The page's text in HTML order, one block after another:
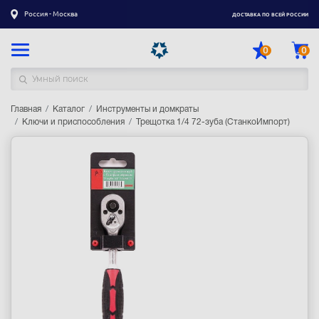
Россия - Москва ДОСТАВКА ПО ВСЕЙ РОССИИ
0 0
Каталог товаров
Оптовым и корпоративным клиентам
Главная Каталог
Инструменты и домкраты
Ключи и приспособления
Трещотка 1/4 72-зуба (СтанкоИмпорт)